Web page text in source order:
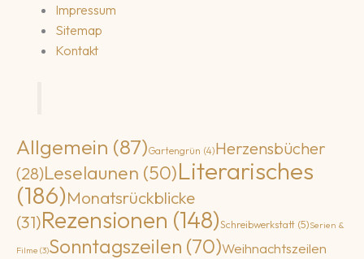
Impressum
Sitemap
Kontakt
Allgemein (87)Gartengrün (4)Herzensbücher
(28)Leselaunen (50)Literarisches
(186)Monatsrückblicke
(31)Rezensionen (148)Schreibwerkstatt (5)Serien &
Filme (3)Sonntagszeilen (70)Weihnachtszeilen